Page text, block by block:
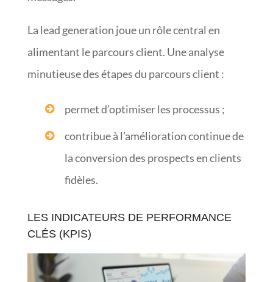
La lead generation joue un rôle central en
alimentant le parcours client. Une analyse
minutieuse des étapes du parcours client :
permet d’optimiser les processus ;
contribue à l’amélioration continue de
la conversion des prospects en clients
fidèles.
LES INDICATEURS DE PERFORMANCE
CLÉS (KPIS)